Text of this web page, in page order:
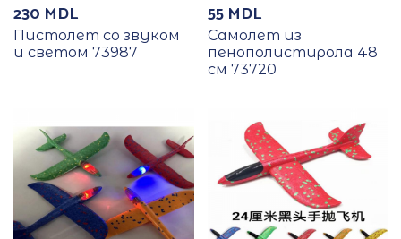
230 MDL
Пистолет со звуком
и светом 73987
55 MDL
Самолет из
пенополистирола 48
см 73720